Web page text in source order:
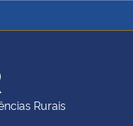
da Justiça e
da Educação
Rurais